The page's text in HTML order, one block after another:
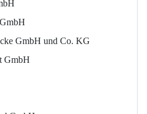
GmbH und Co. KG
GmbH